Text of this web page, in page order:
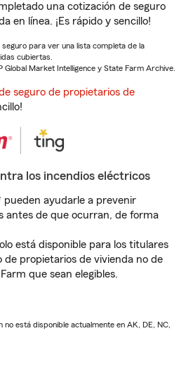
una cotización de seguro
en línea. ¡Es rápido y sencillo!
para ver una lista completa de la
cubiertas.
Market Intelligence y State Farm Archive.
seguro de propietarios de
los incendios eléctricos
ayudarle a prevenir
antes de que ocurran, de forma
está disponible para los titulares
de propietarios de vivienda no de
que sean elegibles.
está disponible actualmente en AK, DE, NC,